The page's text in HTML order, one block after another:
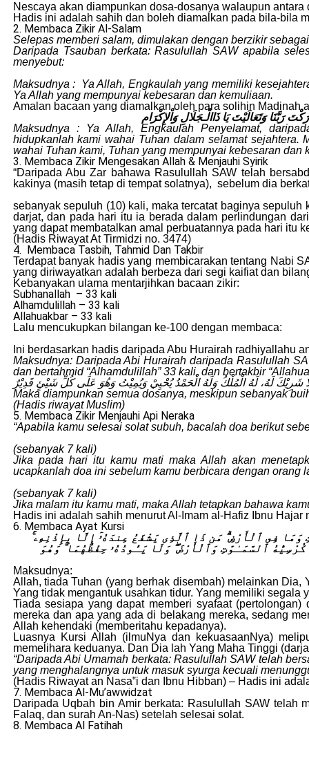
Nescaya akan diampunkan dosa-dosanya walaupun
Hadis ini adalah sahih dan boleh diamalkan pada bila-bila
2. Membaca Zikir Al-Salam
Selepas memberi salam, dimulakan dengan berzikir
Daripada Tsauban berkata: Rasulullah SAW apabila
menyebut:
Maksudnya : Ya Allah, Engkaulah yang memiliki
Ya Allah yang mempunyai kebesaran dan kemuliaan.
Amalan bacaan yang diamalkan oleh para solihin Madinah
رَبَّنَا وَتَعَالَيْتَ يَا ذَاالْـجَلَالِ وَاْلإِكْرَام
Maksudnya : Ya Allah, Engkaulah Penyelamat,
hidupkanlah kami wahai Tuhan dalam selamat sejahtera.
wahai Tuhan kami, Tuhan yang mempunyai kebesaran
3. Membaca Zikir Mengesakan Allah & Menjauhi Syirik
“Daripada Abu Zar bahawa Rasulullah SAW telah
kakinya (masih tetap di tempat solatnya), sebelum dia
sebanyak sepuluh (10) kali, maka tercatat baginya
darjat, dan pada hari itu ia berada dalam perlindungan
yang dapat membatalkan amal perbuatannya pada hari itu
(Hadis Riwayat At Tirmidzi no. 3474)
4. Membaca Tasbih, Tahmid Dan Takbir
Terdapat banyak hadis yang membicarakan tentang Nabi
yang diriwayatkan adalah berbeza dari segi kaifiat dan
Kebanyakan ulama mentarjihkan bacaan zikir:
Subhanallah – 33 kali
Alhamdulillah – 33 kali
Allahuakbar – 33 kali
Lalu mencukupkan bilangan ke-100 dengan membaca:
Ini berdasarkan hadis daripada Abu Hurairah radhiyallahu
Maksudnya: Daripada Abi Hurairah daripada Rasulullah
dan bertahmid “Alhamdulillah” 33 kali, dan bertakbir
لَا شَرِيْكَ لَهُ، لَهُ الْمُلْكُ وَلَهُ الْحَمْدُ يُحْيِيْ وَيُمِيْتُ وَهُوَ عَلَى كُلِّ شَيْئٍ قَدِيْرٌ
Maka diampunkan semua dosanya, meskipun sebanyak
(Hadis riwayat Muslim)
5. Membaca Zikir Menjauhi Api Neraka
“Apabila kamu selesai solat subuh, bacalah doa berikut
(sebanyak 7 kali)
Jika pada hari itu kamu mati maka Allah akan
ucapkanlah doa ini sebelum kamu berbicara dengan orang
(sebanyak 7 kali)
Jika malam itu kamu mati, maka Allah tetapkan bahawa
Hadis ini adalah sahih menurut Al-Imam al-Hafiz Ibnu
6. Membaca Ayat Kursi
فِى ٱلْأَرْضِ ۗ مَن ذَا ٱلَّذِى يَشْفَعُ عِندَهُۥٓ إِلَّا بِإِذْنِهِۦ
ٱلسَّمَـٰوَٰتِ وَٱلْأَرْضَ ۖ وَلَا يَـُٔودُهُۥ حِفْظُهُمَا ۚ وَهُوَ
Maksudnya:
Allah, tiada Tuhan (yang berhak disembah) melainkan
Yang tidak mengantuk usahkan tidur. Yang memiliki
Tiada sesiapa yang dapat memberi syafaat
mereka dan apa yang ada di belakang mereka, sedang
Allah kehendaki (memberitahu kepadanya).
Luasnya Kursi Allah (ilmuNya dan kekuasaanNya)
memelihara keduanya. Dan Dia lah Yang Maha Tinggi
“Daripada Abi Umamah berkata: Rasulullah SAW telah
yang menghalangnya untuk masuk syurga kecuali
(Hadis Riwayat an Nasa‟i dan Ibnu Hibban) – Hadis ini
7. Membaca Al-Mu’awwidzat
Daripada Uqbah bin Amir berkata: Rasulullah SAW telah
Falaq, dan surah An-Nas) setelah selesai solat.
8. Membaca Al Fatihah